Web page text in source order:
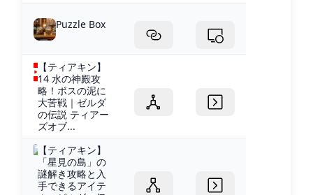
Puzzle Box
【ティアキン】
14 水の神殿攻
略！ボスの泥に
大苦戦｜ゼルダ
の伝説 ティアー
ズオブ...
【ティアキン】
「星見の島」の
謎解き攻略と入
手できるアイテ